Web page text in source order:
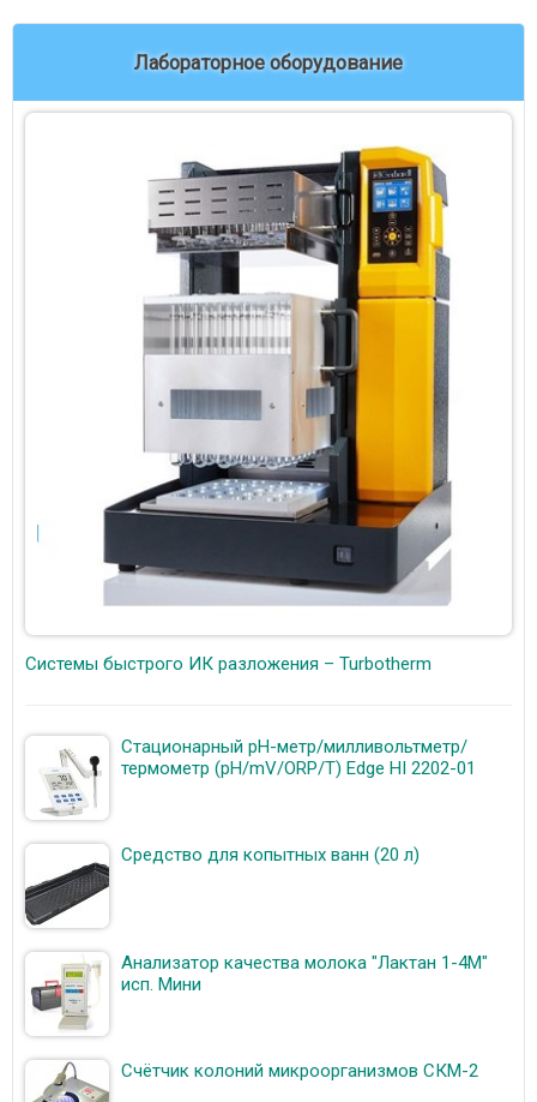
Лабораторное оборудование
Cистемы быстрого ИК разложения – Turbotherm
Стационарный рН-метр/милливольтметр/
термометр (pH/mV/ORP/T) Edge HI 2202-01
Средство для копытных ванн (20 л)
Анализатор качества молока "Лактан 1-4М"
исп. Мини
Счётчик колоний микроорганизмов СКМ-2